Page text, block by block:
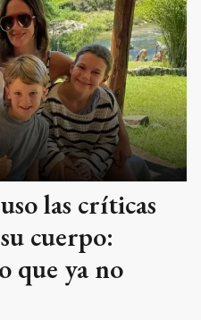
las críticas
cuerpo:
que ya no